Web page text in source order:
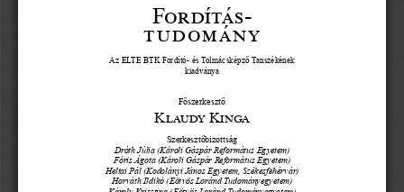
Fordítás-
tudomány
Az ELTE BTK Fordító- és Tolmácsképző Tanszékének
kiadványa
Főszerkesztő
Klaudy Kinga
Szerkesztőbizottság
Dróth Júlia (Károli Gáspár Református Egyetem)
Fóris Ágota (Károli Gáspár Református Egyetem)
Heltai Pál (Kodolányi János Egyetem, Székesfehérvár)
Horváth Ildikó (Eötvös Loránd Tudományegyetem)